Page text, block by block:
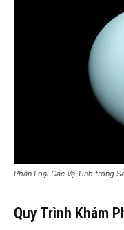
Phân Loại Các Vệ Tinh trong
Quy Trình Khám